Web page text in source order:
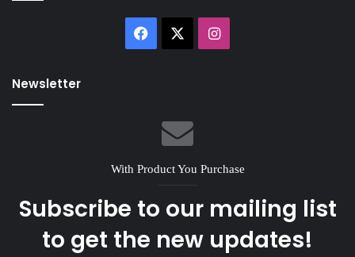
Facebook Instagram
Newsletter
With Product You Purchase
Subscribe to our mailing list
to get the new updates!